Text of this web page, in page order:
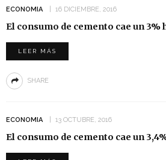
ECONOMIA 16 DICIEMBRE, 2016
El consumo de cemento cae un 3%
LEER MÁS
SHARE
ECONOMIA 13 OCTUBRE, 2016
El consumo de cemento cae un